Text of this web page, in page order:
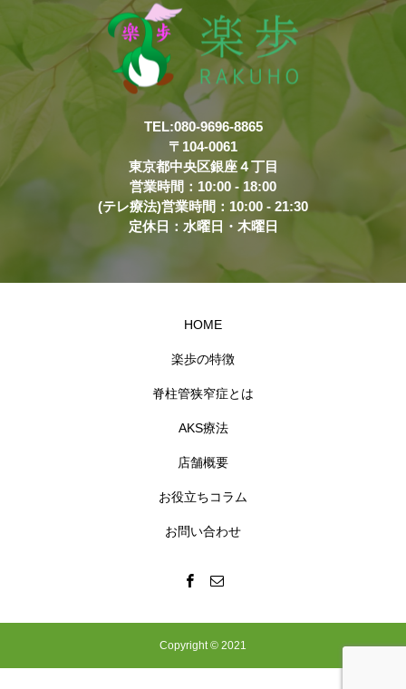
TEL:080-9696-8865
〒104-0061
東京都中央区銀座４丁目
営業時間：10:00 - 18:00
(テレ療法)営業時間：10:00 - 21:30
定休日：水曜日・木曜日
HOME
楽歩の特徴
脊柱管狭窄症とは
AKS療法
店舗概要
お役立ちコラム
お問い合わせ
Copyright © 2021